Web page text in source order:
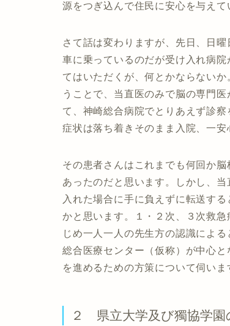
源をつぎ込んで住民に安心を与えて
さて話は変わりますが、先日、日
車に乗っているのだが受け入れ病
てはいただくが、何とかならない
うことで、当直医のみで脳の専門
て、神崎総合病院でとりあえず診
症状は落ち着きそのまま入院、一安
その患者さんはこれまでも何回か
あったのだと思います。しかし、
入れた場合に手に負えずに転送す
かと思います。１・２次、３次救
じめ一人一人の先生方の認識によ
総合医療センター（仮称）が中心
を進めるための方策について伺いま
２ 県立大学及び獨協学園